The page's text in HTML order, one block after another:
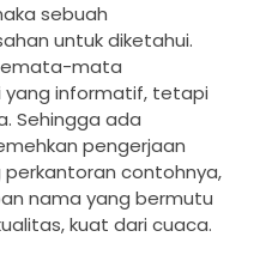
sebuah
untuk diketahui.
mata
informatif, tetapi
Sehingga ada
pengerjaan
perkantoran contohnya,
nama yang bermutu
kuat dari cuaca.